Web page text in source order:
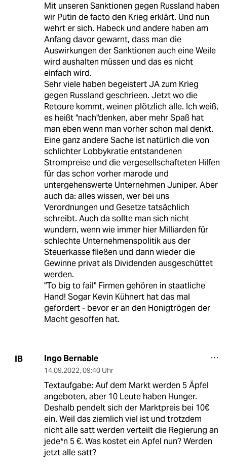
Mit unseren Sanktionen gegen Russland haben
wir Putin de facto den Krieg erklärt. Und nun
wehrt er sich. Habeck und andere haben am
Anfang davor gewarnt, dass man die
Auswirkungen der Sanktionen auch eine Weile
wird aushalten müssen und das es nicht
einfach wird.
Sehr viele haben begeistert JA zum Krieg
gegen Russland geschrieen. Jetzt wo die
Retoure kommt, weinen plötzlich alle. Ich weiß,
es heißt "nach"denken, aber mehr Spaß hat
man eben wenn man vorher schon mal denkt.
Eine ganz andere Sache ist natürlich die von
schlichter Lobbykratie entstandenen
Strompreise und die vergesellschafteten Hilfen
für das schon vorher marode und
untergehenswerte Unternehmen Juniper. Aber
auch da: alles wissen, wer bei uns
Verordnungen und Gesetze tatsächlich
schreibt. Auch da sollte man sich nicht
wundern, wenn wie immer hier Milliarden für
schlechte Unternehmenspolitik aus der
Steuerkasse fließen und dann wieder die
Gewinne privat als Dividenden ausgeschüttet
werden.
"To big to fail" Firmen gehören in staatliche
Hand! Sogar Kevin Kühnert hat das mal
gefordert - bevor er an den Honigtrögen der
Macht gesoffen hat.
IB Ingo Bernable
14.09.2022, 09:40 Uhr
Textaufgabe: Auf dem Markt werden 5 Äpfel
angeboten, aber 10 Leute haben Hunger.
Deshalb pendelt sich der Marktpreis bei 10€
ein. Weil das ziemlich viel ist und trotzdem
nicht alle satt werden verteilt die Regierung an
jede*n 5 €. Was kostet ein Apfel nun? Werden
jetzt alle satt?